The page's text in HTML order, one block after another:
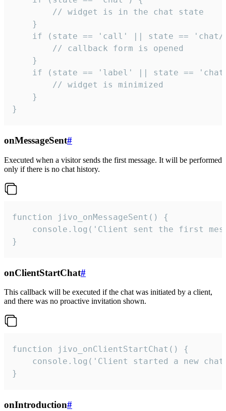
        // widget is in the chat state
    }
if (state == 'call' || state ==
        // callback form is opened
    }
if (state == 'label' || state ==
        // widget is minimized
    }
}
onMessageSent#
Executed when a visitor sends the first message. It will be performed
only if there is no chat history.
function jivo_onMessageSent() {
console.log('Client sent the first
}
onClientStartChat#
This callback will be executed if the chat was initiated by a client,
and there was no proactive invitation shown.
function jivo_onClientStartChat() {
console.log('Client started a new
}
onIntroduction#